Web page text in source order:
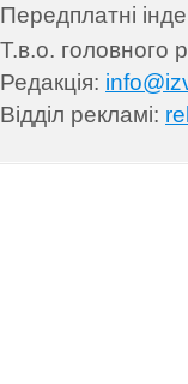
Передплатні
Т.в.о. головного
Редакція:
Відділ рекламі: